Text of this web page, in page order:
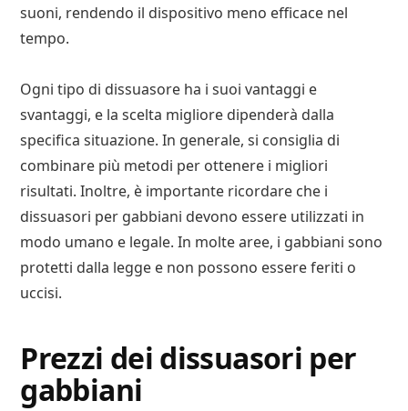
suoni, rendendo il dispositivo meno efficace nel
tempo.
Ogni tipo di dissuasore ha i suoi vantaggi e
svantaggi, e la scelta migliore dipenderà dalla
specifica situazione. In generale, si consiglia di
combinare più metodi per ottenere i migliori
risultati. Inoltre, è importante ricordare che i
dissuasori per gabbiani devono essere utilizzati in
modo umano e legale. In molte aree, i gabbiani sono
protetti dalla legge e non possono essere feriti o
uccisi.
Prezzi dei dissuasori per
gabbiani